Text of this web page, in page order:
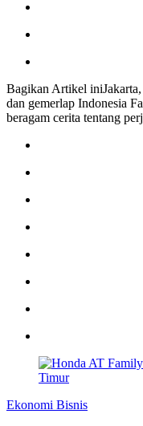
Bagikan Artikel
dan gemerlap Indonesia
beragam cerita tentang
Ekonomi Bisnis